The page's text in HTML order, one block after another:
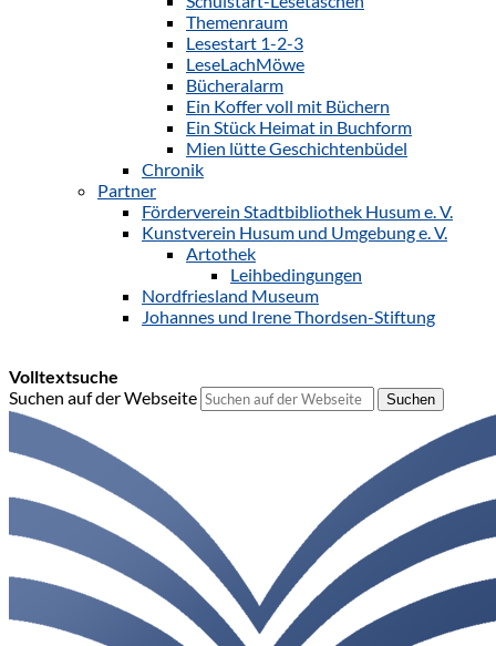
Themenraum
Lesestart 1-2-3
LeseLachMöwe
Bücheralarm
Ein Koffer voll mit Büchern
Ein Stück Heimat in Buchform
Mien lütte Geschichtenbüdel
Chronik
Partner
Förderverein Stadtbibliothek Husum e. V.
Kunstverein Husum und Umgebung e. V.
Artothek
Leihbedingungen
Nordfriesland Museum
Johannes und Irene Thordsen-Stiftung
Volltextsuche
Suchen auf der Webseite
Suchen